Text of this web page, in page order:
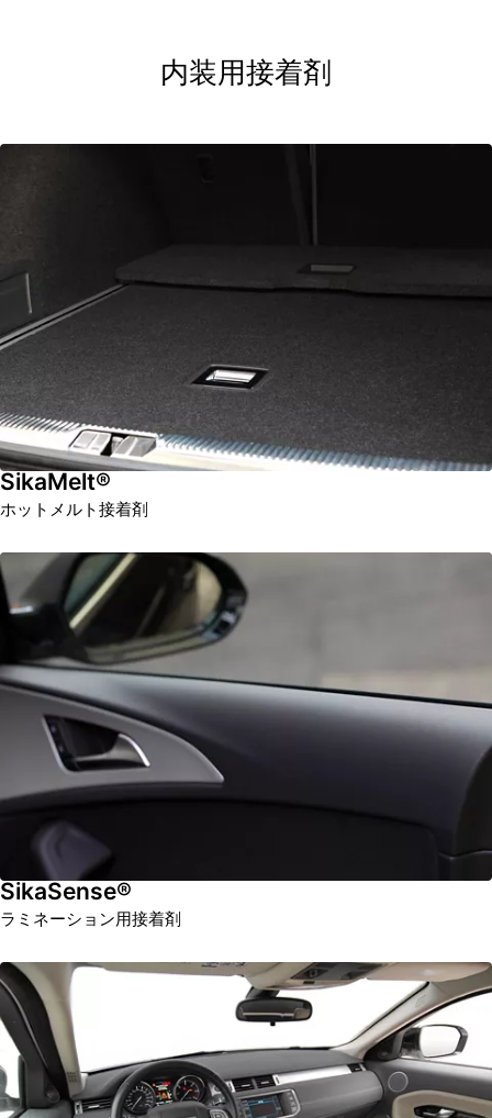
内装用接着剤
SikaMelt®
ホットメルト接着剤
SikaSense®
ラミネーション用接着剤